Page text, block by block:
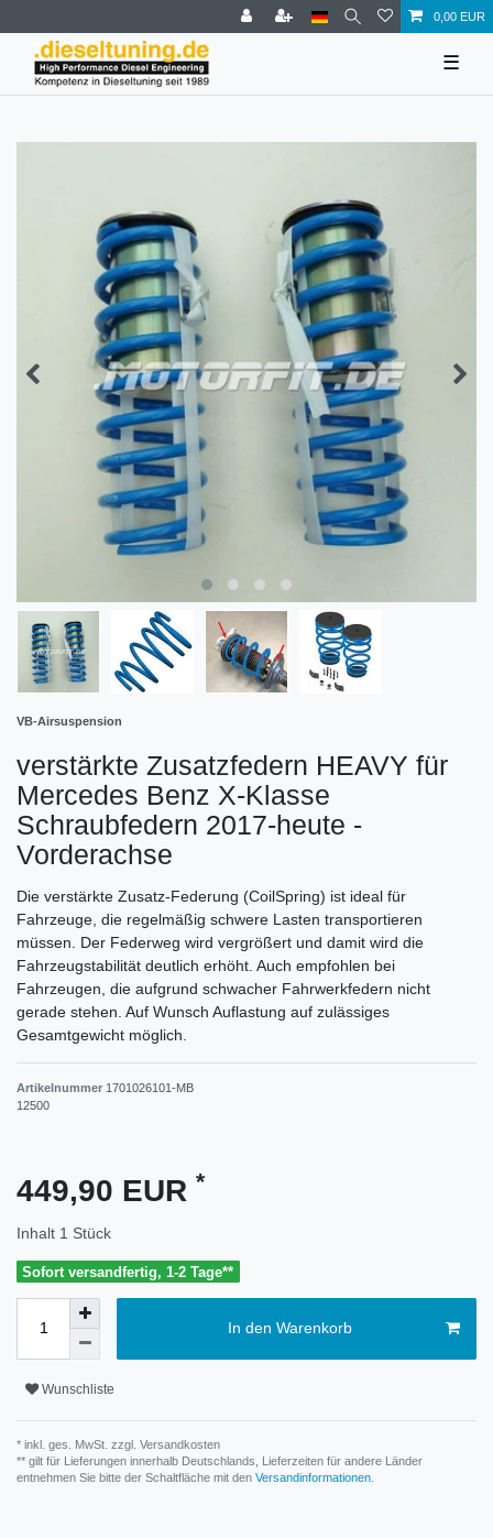
0,00 EUR
☰
VB-Airsuspension
verstärkte Zusatzfedern HEAVY für
Mercedes Benz X-Klasse
Schraubfedern 2017-heute -
Vorderachse
Die verstärkte Zusatz-Federung (CoilSpring) ist ideal für
Fahrzeuge, die regelmäßig schwere Lasten transportieren
müssen. Der Federweg wird vergrößert und damit wird die
Fahrzeugstabilität deutlich erhöht. Auch empfohlen bei
Fahrzeugen, die aufgrund schwacher Fahrwerkfedern nicht
gerade stehen. Auf Wunsch Auflastung auf zulässiges
Gesamtgewicht möglich.
Artikelnummer 1701026101-MB
12500
449,90 EUR *
Inhalt 1 Stück
Sofort versandfertig, 1-2 Tage**
In den Warenkorb
Wunschliste
* inkl. ges. MwSt. zzgl. Versandkosten
** gilt für Lieferungen innerhalb Deutschlands, Lieferzeiten für andere Länder
entnehmen Sie bitte der Schaltfläche mit den Versandinformationen